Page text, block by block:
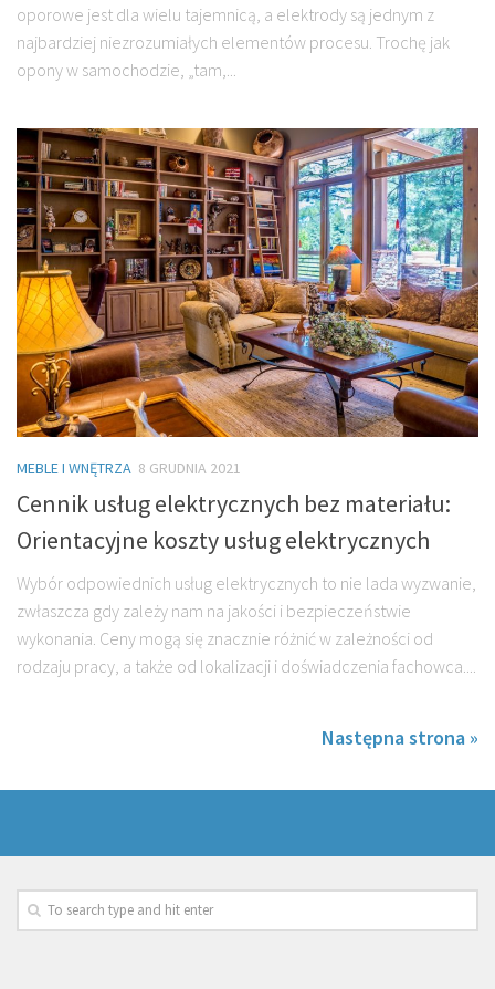
oporowe jest dla wielu tajemnicą, a elektrody są jednym z
najbardziej niezrozumiałych elementów procesu. Trochę jak
opony w samochodzie, „tam,...
MEBLE I WNĘTRZA 8 GRUDNIA 2021
Cennik usług elektrycznych bez materiału:
Orientacyjne koszty usług elektrycznych
Wybór odpowiednich usług elektrycznych to nie lada wyzwanie,
zwłaszcza gdy zależy nam na jakości i bezpieczeństwie
wykonania. Ceny mogą się znacznie różnić w zależności od
rodzaju pracy, a także od lokalizacji i doświadczenia fachowca....
Następna strona »